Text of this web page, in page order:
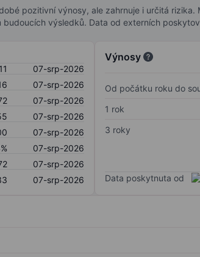
pozitivní výnosy, ale zahrnuje i určitá
výsledků. Data od externích
07-srp-2026
07-srp-2026
07-srp-2026
07-srp-2026
07-srp-2026
07-srp-2026
07-srp-2026
07-srp-2026
Výnosy
Od počátku roku do
1 rok
3 roky
Data poskytnuta od